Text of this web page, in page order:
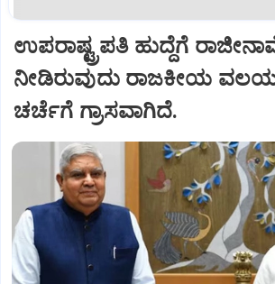
ಉಪರಾಷ್ಟ್ರಪತಿ ಹುದ್ದೆಗೆ
ನೀಡಿರುವುದು ರಾಜಕೀಯ
ಚರ್ಚೆಗೆ ಗ್ರಾಸವಾಗಿದೆ.